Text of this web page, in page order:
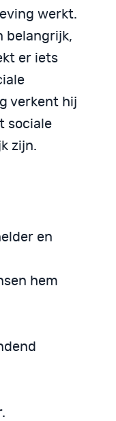
werkt.
belangrijk,
er iets
verkent hij
sociale
zijn.
en
hem